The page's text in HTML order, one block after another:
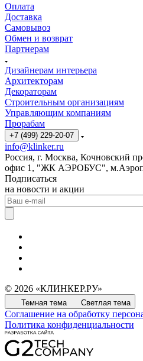
Оплата
Доставка
Самовывоз
Обмен и возврат
Партнерам
Дизайнерам интерьера
Архитекторам
Декораторам
Строительным организациям
Управляющим компаниям
Прорабам
+7 (499) 229-20-07
info@klinker.ru
Россия, г. Москва, Кочновский
офис 1, "ЖК АЭРОБУС",
Подписаться
на новости и акции
© 2026 «КЛИНКЕР.РУ»
Темная тема Светлая тема
Соглашение на обработку
Политика конфиденциальности